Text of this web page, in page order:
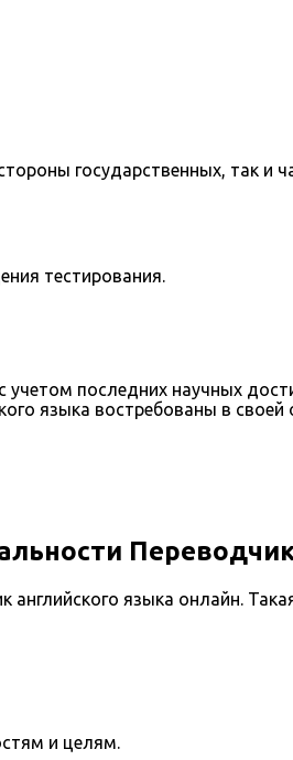
государственных, так и
тестирования.
последних научных
языка востребованы в своей
Переводчик
языка онлайн.
и целям.